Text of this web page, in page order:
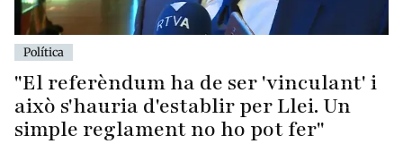
Política
"El referèndum ha de ser 'vinculant' i
això s'hauria d'establir per Llei. Un
simple reglament no ho pot fer"